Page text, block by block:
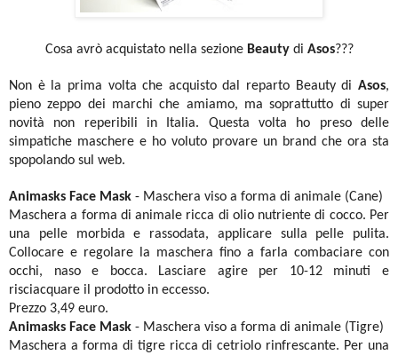
Cosa avrò acquistato nella sezione Beauty di Asos???
Non è la prima volta che acquisto dal reparto Beauty di Asos,
pieno zeppo dei marchi che amiamo, ma soprattutto di super
novità non reperibili in Italia. Questa volta ho preso delle
simpatiche maschere e ho voluto provare un brand che ora sta
spopolando sul web.
Animasks Face Mask - Maschera viso a forma di animale (Cane)
Maschera a forma di animale ricca di olio nutriente di cocco. Per
una pelle morbida e rassodata, applicare sulla pelle pulita.
Collocare e regolare la maschera fino a farla combaciare con
occhi, naso e bocca. Lasciare agire per 10-12 minuti e
risciacquare il prodotto in eccesso.
Prezzo 3,49 euro.
Animasks Face Mask - Maschera viso a forma di animale (Tigre)
Maschera a forma di tigre ricca di cetriolo rinfrescante. Per una